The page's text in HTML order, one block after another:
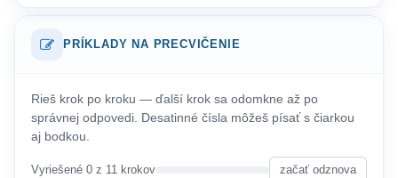
PRÍKLADY NA PRECVIČENIE
Rieš krok po kroku — ďalší krok sa odomkne až po
správnej odpovedi. Desatinné čísla môžeš písať s čiarkou
aj bodkou.
Vyriešené 0 z 11 krokov začať odznova